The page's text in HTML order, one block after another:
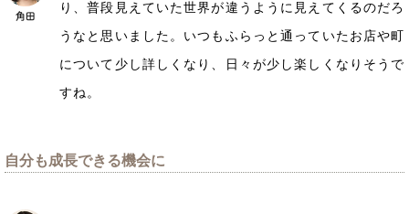
り、普段見えていた世界が違うように見えてくるのだろ
うなと思いました。いつもふらっと通っていたお店や町
について少し詳しくなり、日々が少し楽しくなりそうで
すね。
自分も成長できる機会に